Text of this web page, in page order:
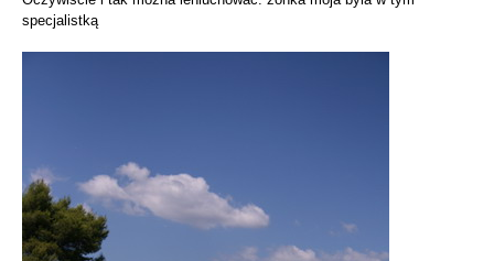
specjalistką